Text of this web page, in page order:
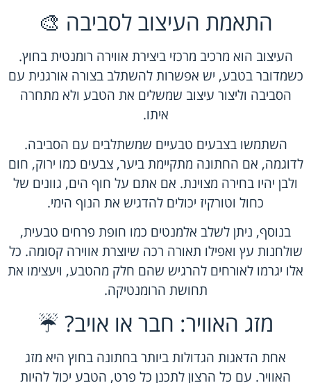
התאמת העיצוב לסביבה 🎨
העיצוב הוא מרכיב מרכזי ביצירת אווירה רומנטית בחוץ.
כשמדובר בטבע, יש אפשרות להשתלב בצורה אורגנית עם
הסביבה וליצור עיצוב שמשלים את הטבע ולא מתחרה
איתו.
השתמשו בצבעים טבעיים שמשתלבים עם הסביבה.
לדוגמה, אם החתונה מתקיימת ביער, צבעים כמו ירוק, חום
ולבן יהיו בחירה מצוינת. אם אתם על חוף הים, גוונים של
כחול וטורקיז יכולים להדגיש את הנוף הימי.
בנוסף, ניתן לשלב אלמנטים כמו חופת פרחים טבעית,
שולחנות עץ ואפילו תאורה רכה שיוצרת אווירה קסומה. כל
אלו יגרמו לאורחים להרגיש שהם חלק מהטבע, ויעצימו את
תחושת הרומנטיקה.
מזג האוויר: חבר או אויב? ☔️
אחת הדאגות הגדולות ביותר בחתונה בחוץ היא מזג
האוויר. עם כל הרצון לתכנן כל פרט, הטבע יכול להיות